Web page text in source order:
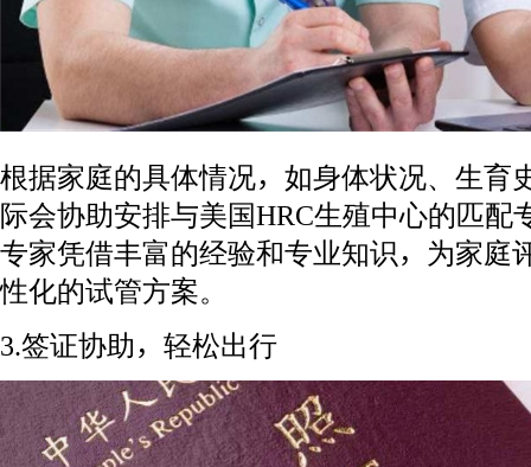
根据家庭的具体情况，如身体状况、生育
际会协助安排与美国HRC生殖中心的匹配
专家凭借丰富的经验和专业知识，为家庭
性化的试管方案。
3.签证协助，轻松出行